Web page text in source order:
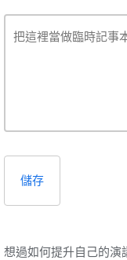
儲存
想過如何提升自己的演